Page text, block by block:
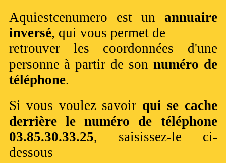
Aquiestcenumero est un annuaire
inversé, qui vous permet de
retrouver les coordonnées d'une
personne à partir de son numéro de
téléphone.
Si vous voulez savoir qui se cache
derrière le numéro de téléphone
03.85.30.33.25, saisissez-le ci-
dessous